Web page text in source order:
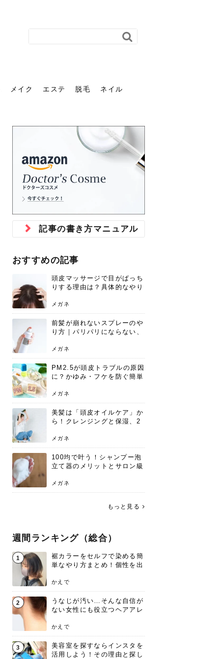
花粉で髪がパサパサするの
はなぜ？原因と落とし方・
防ぎ方を紹介
花粉の季節になると、髪がパサつく、
ありま...
さくら
肌に合う髪色、どう見つけ
る？「イエベ」「ブルベ」
診断と...
美容室で素敵なヘアカラーに染めても
「なん...
かえで
40代のパーマがダレる原因
とは？自宅でできる復活術
と長...
パーマをかけたばかりなのに、もうカ
はいな...
メガネ
前髪を薄くするための美容
院の頼み方とは？失敗しな
いため...
前髪は薄くしたほうが今風でおしゃれ
たいと...
かえで
ヘッドスパで頭皮をケアし
よう！ヘッドスパの効果と
おすすめの人
普段目に見えない頭皮ですが、何のケ
積して...
yukarin
ストレスで髪の毛はどう変
わる？抜け毛・パサつきの
原因と...
最近、髪のツヤがなくなったという方
は、スト...
さくら
40代の髪を悩みに最適！韓
国発「ダリーフ」でヘアセ
ット...
韓国コスメを使うのは若い子だけだと
グラム...
さくら
メイク
「おしゃれ」と「身だしな
み」は違う。相手に信頼感
を与え...
新しい環境に臨むとき、多くの人が意
メイク...
さな
エステ
エステの勧誘が怖い人へ。
断ることは悪くない。自分
を守る...
「初回限定〇〇円！」そんなお得な体
に弱い...
さな
脱毛
「今さら」なんて言わせな
い。40代のVIO・顔脱毛、
賢...
40代になって、ふと自分のムダ毛のこ
毛を...
さな
ネイル
オフィスネイルでも「キラ
キラ」はOK？派手に見えな
い上...
仕事中も、ふとした瞬間に自分の指先
く「キ...
あおい
ジュベルック スキンの効果
とは？毛穴・ニキビ跡への
ニキビ跡の凸凹をどうにかしたいと、
肌の質感でお悩みではないでしょう
ゆい
本気の痩身と体質改善に。
アーユルヴェーダに基づく
自己流のダイエットではなかなか落ち
ない、頑固な脂肪やセルライトを、本
さな
記事の書き方マニュアル
おすすめの記事
頭皮マッサージで目がぱっち
りする理由は？具体的なやり
メガネ
前髪が崩れないスプレーのや
り方｜パリパリにならない、
メガネ
PM2.5が頭皮トラブルの原因
に？かゆみ・フケを防ぐ簡単
メガネ
美髪は「頭皮オイルケア」か
ら！クレンジングと保湿、2
メガネ
100均で叶う！シャンプー泡
立て器のメリットとサロン級
メガネ
もっと見る
週間ランキング（総合）
1
裾カラーをセルフで染める簡
単なやり方まとめ！個性を出
かえで
2
うなじが汚い…そんな自信が
ない女性にも役立つヘアアレ
かえで
3
美容室を探すならインスタを
活用しよう！その理由と探し